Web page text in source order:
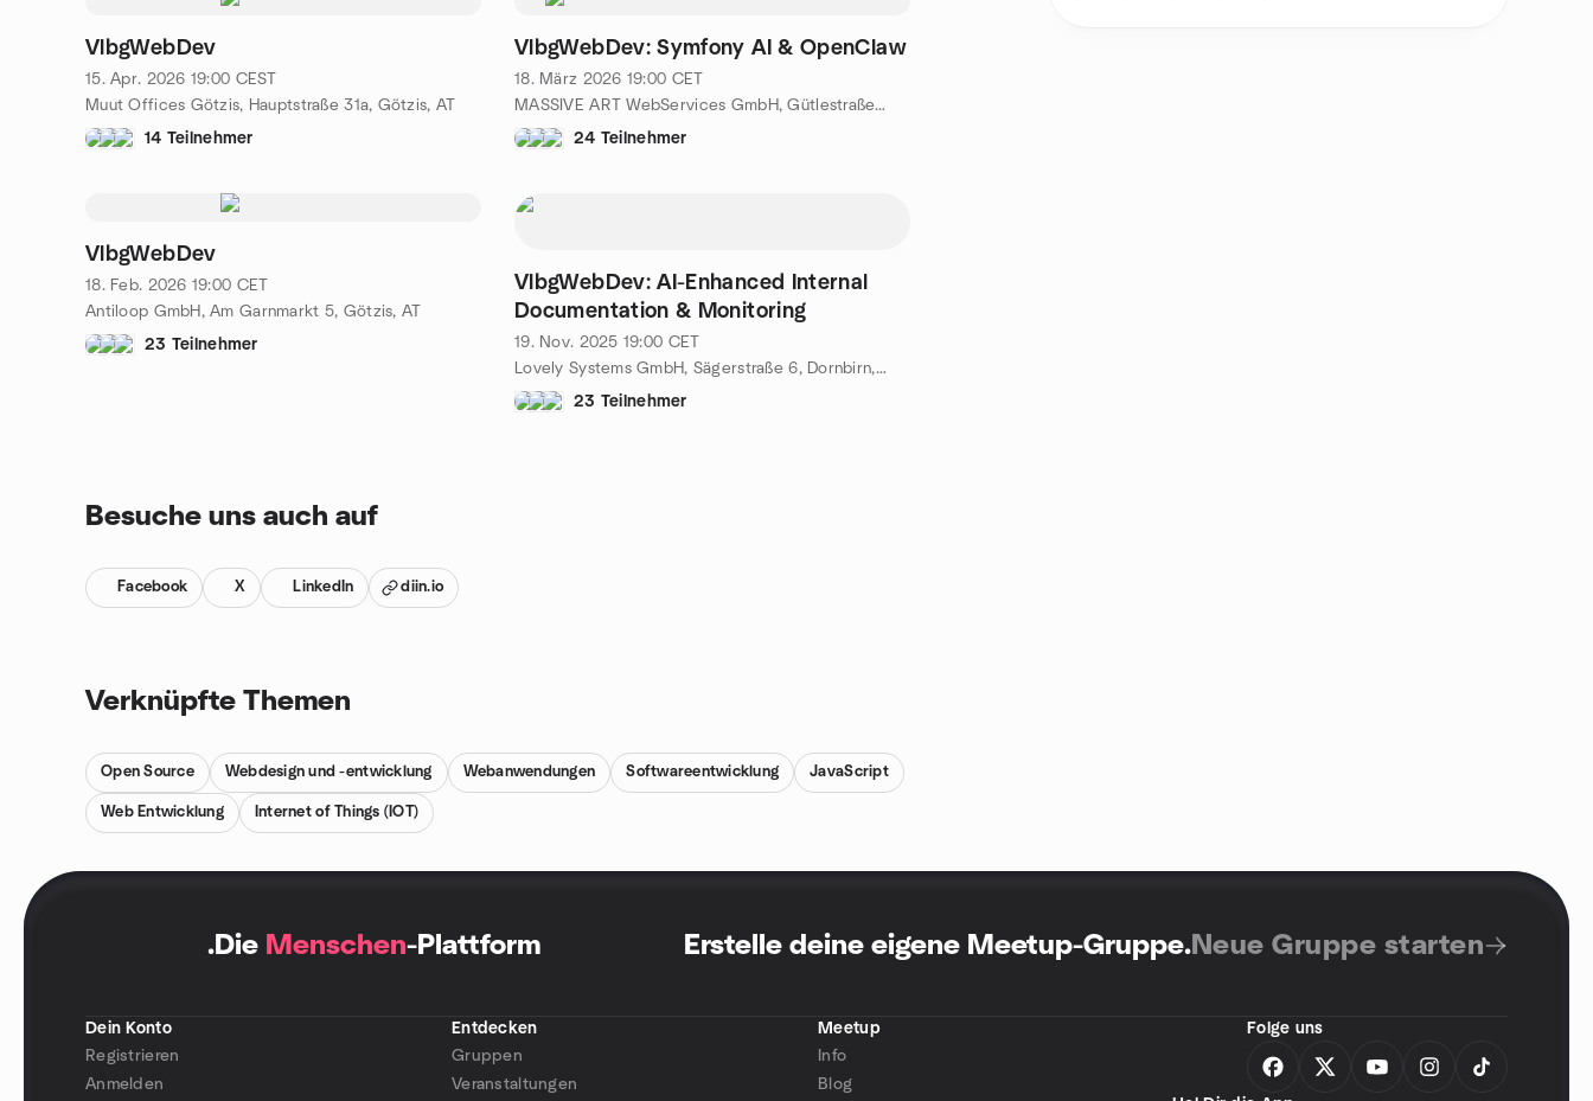
VlbgWebDev
15. Apr. 2026 19:00 CEST
Muut Offices Götzis, Hauptstraße 31a, Götzis, AT
14 Teilnehmer
VlbgWebDev: Symfony AI & OpenClaw
18. März 2026 19:00 CET
MASSIVE ART WebServices GmbH, Gütlestraße 7a, Dornbirn, AT
24 Teilnehmer
VlbgWebDev
18. Feb. 2026 19:00 CET
Antiloop GmbH, Am Garnmarkt 5, Götzis, AT
23 Teilnehmer
VlbgWebDev: AI-Enhanced Internal
Documentation & Monitoring
19. Nov. 2025 19:00 CET
Lovely Systems GmbH, Sägerstraße 6, Dornbirn, AT
23 Teilnehmer
Besuche uns auch auf
Facebook X LinkedIn diin.io
Verknüpfte Themen
Open Source Webdesign und -entwicklung Webanwendungen Softwareentwicklung JavaScript
Web Entwicklung Internet of Things (IOT)
. Die Menschen-Plattform Erstelle deine eigene Meetup-Gruppe.Neue Gruppe starten
Dein Konto
Registrieren
Anmelden
Entdecken
Gruppen
Veranstaltungen
Meetup
Info
Blog
Folge uns